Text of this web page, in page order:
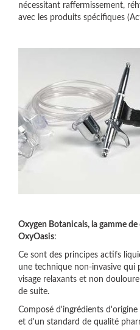
nécessitant raffermissement,
avec les produits spécifiques
Oxygen Botanicals, la gamme
OxyOasis:
Ce sont des principes actifs
une technique non-invasive qui
visage relaxants et non
de suite.
Composé d'ingrédients
et d'un standard de qualité